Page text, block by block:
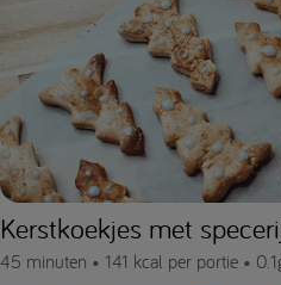
Kerstkoekjes met
45 minuten • 141 kcal per portie •